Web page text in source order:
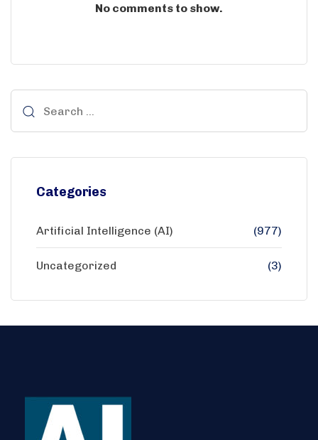
No comments to show.
Categories
Artificial Intelligence (AI) (977)
Uncategorized (3)